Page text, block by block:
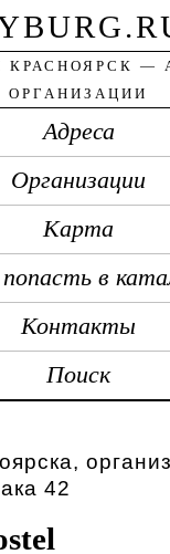
КРАСНОЯРСК —
ОРГАНИЗАЦИИ
Адреса
Организации
Карта
в
Контакты
Поиск
42